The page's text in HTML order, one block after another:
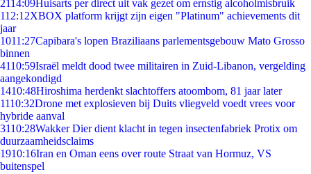
2114:09Huisarts per direct uit vak gezet om ernstig alcoholmisbruik
112:12XBOX platform krijgt zijn eigen "Platinum" achievements dit
jaar
1011:27Capibara's lopen Braziliaans parlementsgebouw Mato Grosso
binnen
4110:59Israël meldt dood twee militairen in Zuid-Libanon, vergelding
aangekondigd
1410:48Hiroshima herdenkt slachtoffers atoombom, 81 jaar later
1110:32Drone met explosieven bij Duits vliegveld voedt vrees voor
hybride aanval
3110:28Wakker Dier dient klacht in tegen insectenfabriek Protix om
duurzaamheidsclaims
1910:16Iran en Oman eens over route Straat van Hormuz, VS
buitenspel